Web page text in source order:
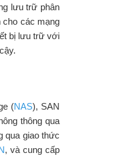
lưu trữ phân
cho các mạng
bị lưu trữ với
(NAS), SAN
thông qua
qua giao thức
, và cung cấp